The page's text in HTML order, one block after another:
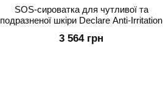
SOS-сироватка для чутливої та
подразненої шкіри Declare Anti-Irritation
3 564 грн